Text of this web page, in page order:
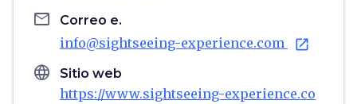
email Correo e.
info@sightseeing-experience.com open_in_new
language Sitio web
https://www.sightseeing-experience.co